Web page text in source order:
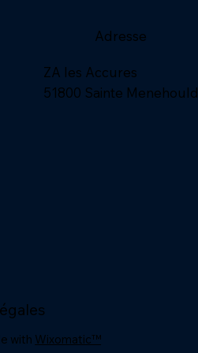
Adresse
ZA les Accures
51800 Sainte Menehould
with Wixomatic™